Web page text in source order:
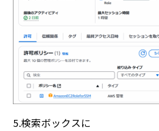
5.検索ボックスに